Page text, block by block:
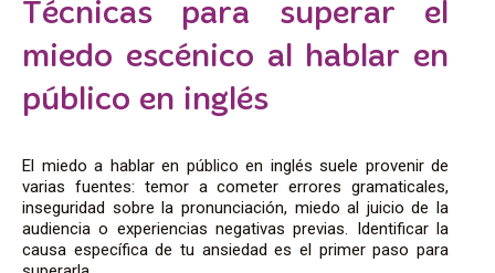
Técnicas para superar el
miedo escénico al hablar en
público en inglés
El miedo a hablar en público en inglés suele provenir de
varias fuentes: temor a cometer errores gramaticales,
inseguridad sobre la pronunciación, miedo al juicio de la
audiencia o experiencias negativas previas. Identificar la
causa específica de tu ansiedad es el primer paso para